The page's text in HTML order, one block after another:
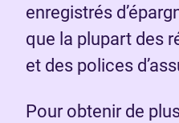
enregistrés
que la plupart des
et des polices
Pour obtenir de